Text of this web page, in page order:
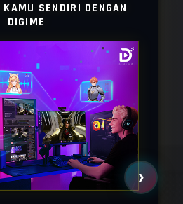
SENDIRI DENGAN
DIGIME
›